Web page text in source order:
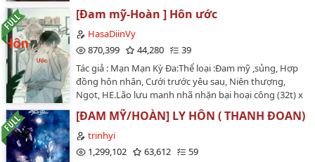
khoảng 80%.…
[Đam mỹ-Hoàn ] Hôn ước
HasaDiinVy
870,399
44,280
39
Tác giả : Mạn Mạn Kỳ Đa:Thể loại :Đam mỹ ,sủng, Hợp
đồng hôn nhân, Cưới trước yêu sau, Niên thượng,
Ngọt, HE.Lão lưu manh nhã nhặn bại hoại công (32t) x
Dương quang bức người học tra thụ (18t).Tình trạng
bản gốc: 38c chính văn + x pn.Edit: HoànCâu chuyện
được viết ở thời hiện đại giả tưởng, lấy bối cảnh ở đất
nước được cho phép kết hôn đồng tính.Cũng vì muốn
[ĐAM MỸ/HOÀN] LY HÔN ( THANH ĐOAN)
trinhyi
1,299,102
63,612
59